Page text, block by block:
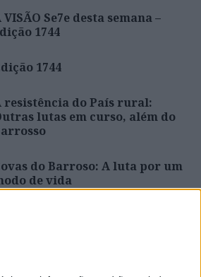
VISÃO Se7e desta semana –
1744
1744
resistência do País rural:
lutas em curso, além do
do Barroso: A luta por um
de vida